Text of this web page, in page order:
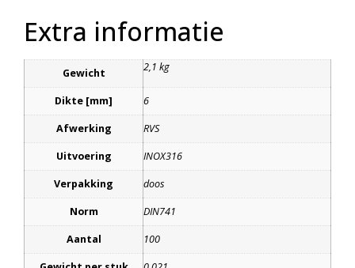
Extra informatie
Gewicht 2,1 kg
Dikte [mm] 6
Afwerking RVS
Uitvoering INOX316
Verpakking doos
Norm DIN741
Aantal 100